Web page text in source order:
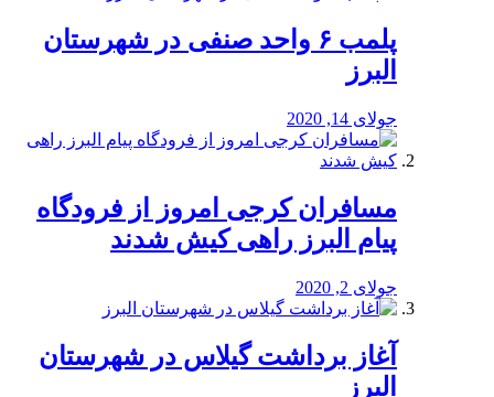
پلمب ۶ واحد صنفی در شهرستان
البرز
جولای 14, 2020
مسافران کرجی امروز از فرودگاه
پیام البرز راهی کیش شدند
جولای 2, 2020
آغاز برداشت گیلاس در شهرستان
البرز